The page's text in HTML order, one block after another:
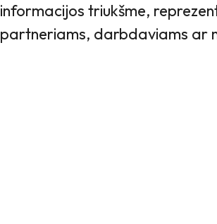
informacijos triukšme,
partneriams, darbdaviams ar